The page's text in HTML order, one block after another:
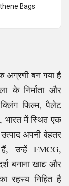
Bags
अग्रणी बन गया है
के निर्माता और
फिल्म, पैलेट
भारत में स्थित एक
अपनी बेहतर
उन्हें FMCG,
बनाना खाद्य और
रहस्य निहित है